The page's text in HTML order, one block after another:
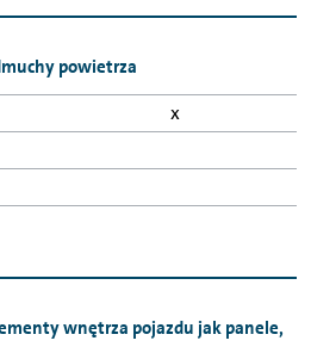
powietrza
x
wnętrza pojazdu jak panele,